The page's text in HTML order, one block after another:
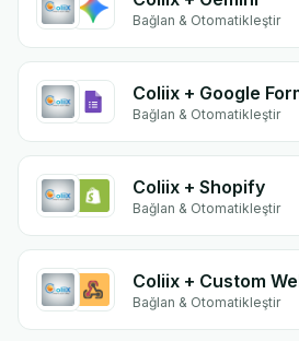
Bağlan & Otomatikleştir
Coliix + Google
Bağlan & Otomatikleştir
Coliix + Shopify
Bağlan & Otomatikleştir
Coliix + Custom
Bağlan & Otomatikleştir